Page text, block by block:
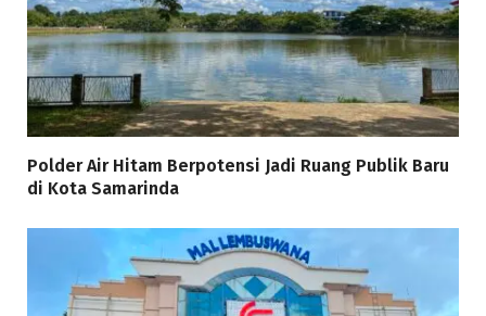
Polder Air Hitam Berpotensi Jadi Ruang Publik Baru
di Kota Samarinda